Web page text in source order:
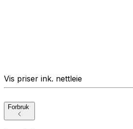
Vis priser ink. nettleie
Forbruk